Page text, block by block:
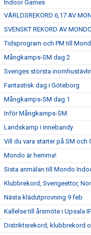
Indoor Games
VÄRLDSREKORD 6,17 AV
SVENSKT REKORD AV
Tidsprogram och PM till
Mångkamps-SM dag 2
Sveriges största
Fantastisk dag i Göteborg
Mångkamps-SM dag 1
Inför Mångkamps-SM
Landskamp i innebandy
Vill du vara starter på SM och
Mondo är hemma!
Sista anmälan till Mondo
Klubbrekord, Sverigeettor,
Nästa klädutprovning 9 feb
Kallelse till årsmöte i Upsala
Distriktsrekord, klubbrekord